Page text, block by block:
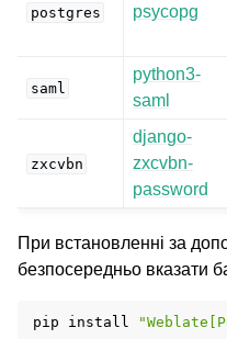
postgres psycopg
saml
python3-
saml
zxcvbn
django-
zxcvbn-
password
При встановленні за
безпосередньо вказати
pip install